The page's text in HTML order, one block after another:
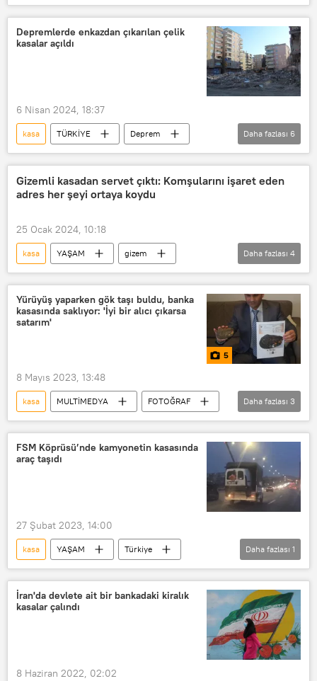
Halay
Kamyonet Tehlike
Depremlerde enkazdan çıkarılan çelik
kasalar açıldı
6 Nisan 2024, 18:37
kasa TÜRKİYE
Deprem
Deprem
Kahramanmaraş
çelik
Çelik
Çelik
çelik kasa
Daha fazlası 6
Gizemli kasadan servet çıktı: Komşularını işaret eden
adres her şeyi ortaya koydu
25 Ocak 2024, 10:18
kasa YAŞAM
gizem
gizemli
Gizemli kazı
Servet
Zengin
Daha fazlası 4
Yürüyüş yaparken gök taşı buldu, banka
kasasında saklıyor: 'İyi bir alıcı çıkarsa
satarım'
5
8 Mayıs 2023, 13:48
kasa MULTİMEDYA
FOTOĞRAF
Yürüyüş
Gök taşı Kırklareli
Daha fazlası 3
FSM Köprüsü’nde kamyonetin kasasında
araç taşıdı
27 Şubat 2023, 14:00
kasa YAŞAM
Türkiye
Kamyonet
Daha fazlası 1
İran'da devlete ait bir bankadaki kiralık
kasalar çalındı
8 Haziran 2022, 02:02